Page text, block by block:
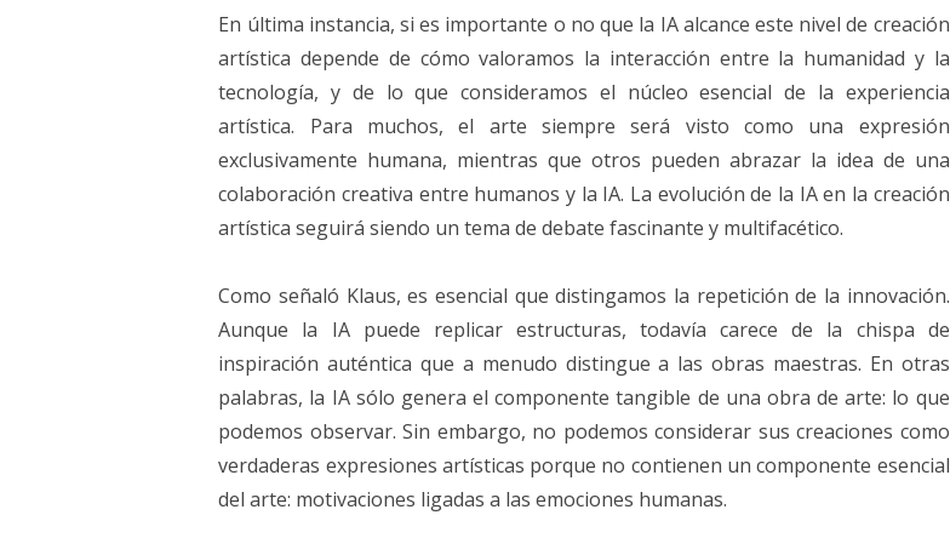
En última instancia, si es importante o no que la IA alcance este nivel de creación
artística depende de cómo valoramos la interacción entre la humanidad y la
tecnología, y de lo que consideramos el núcleo esencial de la experiencia
artística. Para muchos, el arte siempre será visto como una expresión
exclusivamente humana, mientras que otros pueden abrazar la idea de una
colaboración creativa entre humanos y la IA. La evolución de la IA en la creación
artística seguirá siendo un tema de debate fascinante y multifacético.
Como señaló Klaus, es esencial que distingamos la repetición de la innovación.
Aunque la IA puede replicar estructuras, todavía carece de la chispa de
inspiración auténtica que a menudo distingue a las obras maestras. En otras
palabras, la IA sólo genera el componente tangible de una obra de arte: lo que
podemos observar. Sin embargo, no podemos considerar sus creaciones como
verdaderas expresiones artísticas porque no contienen un componente esencial
del arte: motivaciones ligadas a las emociones humanas.